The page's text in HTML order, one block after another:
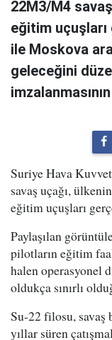
22M3/M4
eğitim
ile Moskova
geleceğini
Suriye Hava
savaş uçağı,
eğitim uçuşları
Paylaşılan
pilotların eğitim
halen operasyonel
oldukça sınırlı
Su-22 filosu, savaş
yıllar süren